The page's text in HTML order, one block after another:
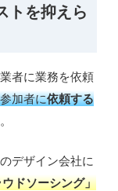
トを抑えら
者に業務を依頼
加者に依頼する
デザイン会社に
ドソーシング」